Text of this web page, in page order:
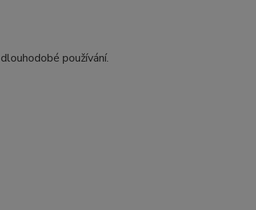
používání.